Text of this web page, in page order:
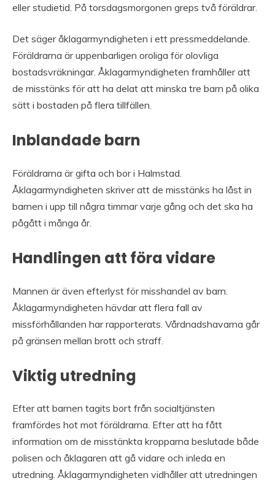
eller studietid. På torsdagsmorgonen greps två föräldrar.
Det säger åklagarmyndigheten i ett pressmeddelande.
Föräldrarna är uppenbarligen oroliga för olovliga
bostadsvräkningar. Åklagarmyndigheten framhåller att
de misstänks för att ha delat att minska tre barn på olika
sätt i bostaden på flera tillfällen.
Inblandade barn
Föräldrarna är gifta och bor i Halmstad.
Åklagarmyndigheten skriver att de misstänks ha låst in
barnen i upp till några timmar varje gång och det ska ha
pågått i många år.
Handlingen att föra vidare
Mannen är även efterlyst för misshandel av barn.
Åklagarmyndigheten hävdar att flera fall av
missförhållanden har rapporterats. Vårdnadshavarna går
på gränsen mellan brott och straff.
Viktig utredning
Efter att barnen tagits bort från socialtjänsten
framfördes hot mot föräldrarna. Efter att ha fått
information om de misstänkta kropparna beslutade både
polisen och åklagaren att gå vidare och inleda en
utredning. Åklagarmyndigheten vidhåller att utredningen